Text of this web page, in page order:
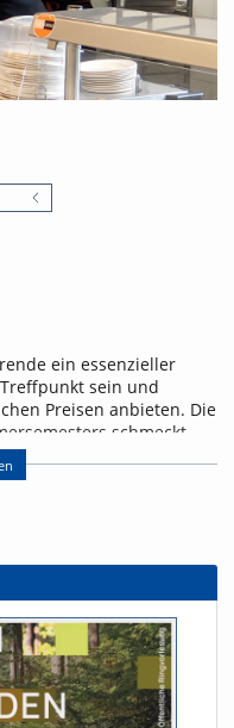
ein essenzieller
sein und
Preisen anbieten. Die
schmeckt
vom
für ein Mensa-Essen bei
kosten Mensaessen
noch einen Euro. Rund
2026
in Frankreich?